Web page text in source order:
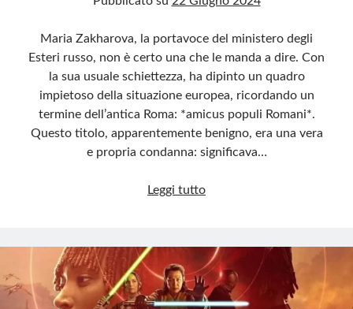
Maria Zakharova, la portavoce del ministero degli
Esteri russo, non è certo una che le manda a dire. Con
la sua usuale schiettezza, ha dipinto un quadro
impietoso della situazione europea, ricordando un
termine dell’antica Roma: *amicus populi Romani*.
Questo titolo, apparentemente benigno, era una vera
e propria condanna: significava…
Leggi tuttoEuropa
neocolonialismo
americano